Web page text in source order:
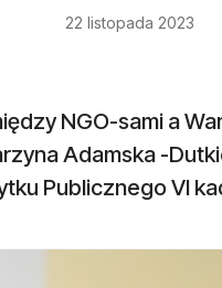
22 listopada 2023
NGO-sami a
Adamska -
Publicznego VI